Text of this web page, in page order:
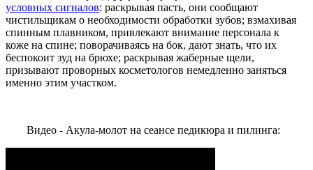
условных сигналов: раскрывая пасть, они сообщают
чистильщикам о необходимости обработки зубов; взмахивая
спинным плавником, привлекают внимание персонала к
коже на спине; поворачиваясь на бок, дают знать, что их
беспокоит зуд на брюхе; раскрывая жаберные щели,
призывают проворных косметологов немедленно заняться
именно этим участком.
Видео - Акула-молот на сеансе педикюра и пилинга: